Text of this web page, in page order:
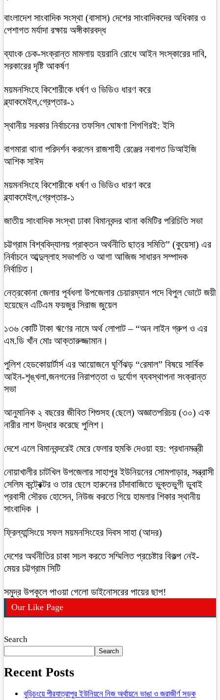
বাংলাদেশ সাংবাদিক সংস্থা (বাসাস) দেশের সাংবাদিকদের অধিকার ও
পেশাগত মর্যাদা রক্ষায় অঙ্গীকারবদ্ধ
ব্যাংক চেক-সংক্রান্ত মামলায় হয়রানি রোধে আইন সংস্কারের দাবি,
সরকারের দৃষ্টি আকর্ষণ
ময়মনসিংহে কিশোরীকে ধর্ষণ ও ভিডিও ধারণ করে
ব্ল্যাকমেইল,গ্রেপ্তার-১
স্থানীয় সরকার নির্বাচনের তফসিল ঘোষণা শিগগিরই: ইসি
বাগমারা থানা পরিদর্শন করলেন রাজশাহী রেঞ্জের নবাগত ডিআইজি
আশিক সাঈদ
ময়মনসিংহে কিশোরীকে ধর্ষণ ও ভিডিও ধারণ করে
ব্ল্যাকমেইল,গ্রেপ্তার-১
জাতীয় সাংবাদিক সংস্থা ঢাকা বিমানবন্দর থানা কমিটির পরিচিতি সভা
চট্টগ্রাম বিশ্ববিদ্যালয় প্রাক্তন অর্থনীতি ছাত্র সমিতি” (কুয়েসা) এর
নির্বাচনে আব্দুল্লাহ সভাপতি ও আগা আজিজ সাধারন সম্পাদক
নির্বাচিত।
নেত্রকোনা জেলার পূর্বধলা উপজেলার চেয়ারম্যান পদে বিপুল ভোটে জয়ী
হয়েছেন এটিএম ফয়জুর সিরাজ জুয়েল
১৩৬ কোটি টাকা ঋণের নামে অর্থ লোপাট – “অন লাইন গ্রুপ ও এর
এম.ডি খাঁন মোঃ আক্তারুজ্জামান।
পুলিশ হেডকোয়ার্টার্স এর আয়োজনে ঘূর্ণিঝড় “রেমাল” বিষয়ে সার্বিক
আইন-শৃঙ্খলা,জনগনের নিরাপত্তা ও দুর্যোগ ব্যবস্থাপনা সংক্রান্ত
সভা
আনুমানিক ২ বছরের জীবিত শিশুসহ (ছেলে) অজ্ঞাতপরিচয় (৩০) এক
নারীর লাশ উদ্ধার করেছে পুলিশ।
দেশে এলে বিমানবন্দরেই মেরে ফেলার হুমকি দেওয়া হয়: প্রধানমন্ত্রী
নোয়াখালীর চাটখিল উপজেলার সাহাপুর ইউনিয়নের সোমপাড়ার, সন্ত্রাসী
সেলিম কন্ট্রেক্টর ও তার ছেলে হারুনের চাঁদাবাজিতে ভুক্তভুগী ডুবাই
প্রবাসী সৌরভ হোসেন, নিউজ করতে গিয়ে হামলার শিকার স্থানীয়
সাংবাদিক ।
ফ্রিল্যান্সিংয়ে সফল ময়মনসিংহের দিবস সাহা (আদর)
দেশের অর্থনীতির চাকা সচল করতে সম্মিলিত প্রচেষ্টার বিকল্প নেই-
মেয়র চট্টগ্রাম সিটি
সমুদ্র উপকূলে পাওয়া গেলো ডাইনোসরের পায়ের ছাপ!
Our Like Page
Search
Search
Recent Posts
বুড়িচংয়ে পীরযাত্রাপুর ইউনিয়নে নিজ অর্থায়নে ভাঙা ও জরাজীর্ণ সড়ক